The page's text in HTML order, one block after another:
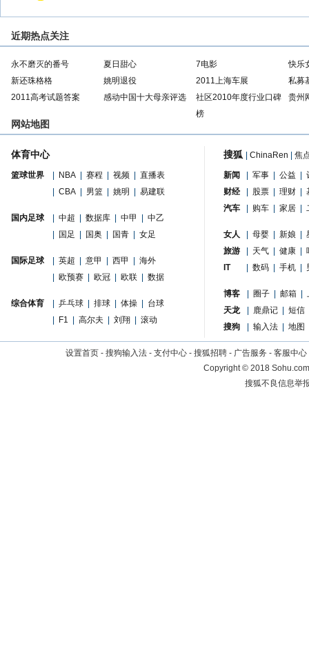
近期热点关注
永不磨灭的番号 夏日甜心 7电影
快乐
新还珠格格
姚明退役 2011上海车展
私募
2011高考试题答案
感动中国十大母亲评选
社区2010年度行业口碑
榜
贵州
网站地图
体育中心
篮球世界 NBA 赛程 视频
直播表
CBA 男篮 姚明 易建联
国内足球 中超 数据库 中甲
中乙
国足 国奥 国青 女足
国际足球 英超 意甲 西甲
海外
欧预赛 欧冠 欧联 数据
综合体育 乒乓球 排球 体操
台球
F1 高尔夫 刘翔 滚动
搜狐 ChinaRen 焦
新闻 军事 公益
财经
股票 理财
汽车
购车 家居
女人 母婴 新娘
旅游
天气 健康
IT
数码 手机
博客 圈子 邮箱
天龙
鹿鼎记
短信
搜狗
输入法 地图
设置首页 - 搜狗输入法 - 支付中心 - 搜狐招聘 - 广告服务 - 客服中心
Copyright©2018
搜狐不良信息举